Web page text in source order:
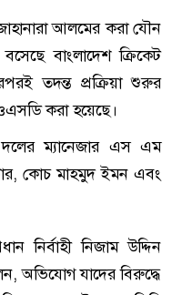
আলমের করা যৌন
বাংলাদেশ ক্রিকেট
তদন্ত প্রক্রিয়া শুরুর
করা হয়েছে।
ম্যানেজার এস এম
কোচ মাহমুদ ইমন এবং
নির্বাহী নিজাম উদ্দিন
অভিযোগ যাদের বিরুদ্ধে